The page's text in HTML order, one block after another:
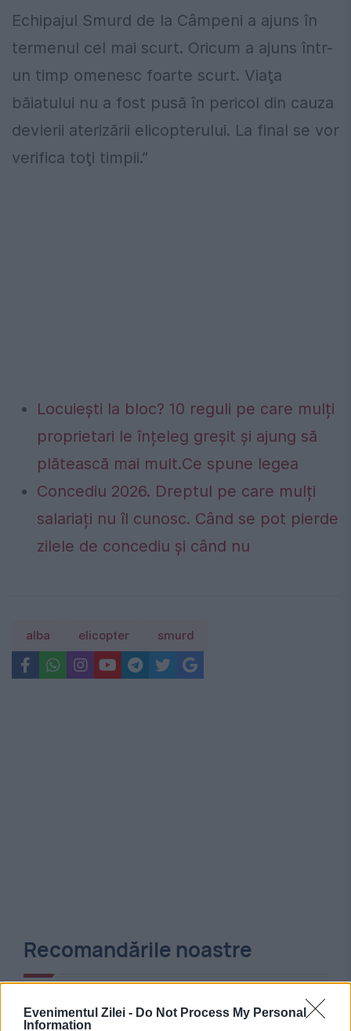
Evenimentul Zilei - Do Not Process My Personal
Information
Echipajul Smurd de la Câmpeni a ajuns în
termenul cel mai scurt. Oricum a ajuns într-
un timp omenesc foarte scurt. Viaţa
băiatului nu a fost pusă în pericol din cauza
devierii aterizării elicopterului. La final se vor
verifica toţi timpii.”
Locuiești la bloc? 10 reguli pe care mulți
proprietari le înțeleg greșit și ajung să
plătească mai mult.Ce spune legea
Concediu 2026. Dreptul pe care mulți
salariați nu îl cunosc. Când se pot pierde
zilele de concediu și când nu
alba elicopter smurd
Recomandările noastre